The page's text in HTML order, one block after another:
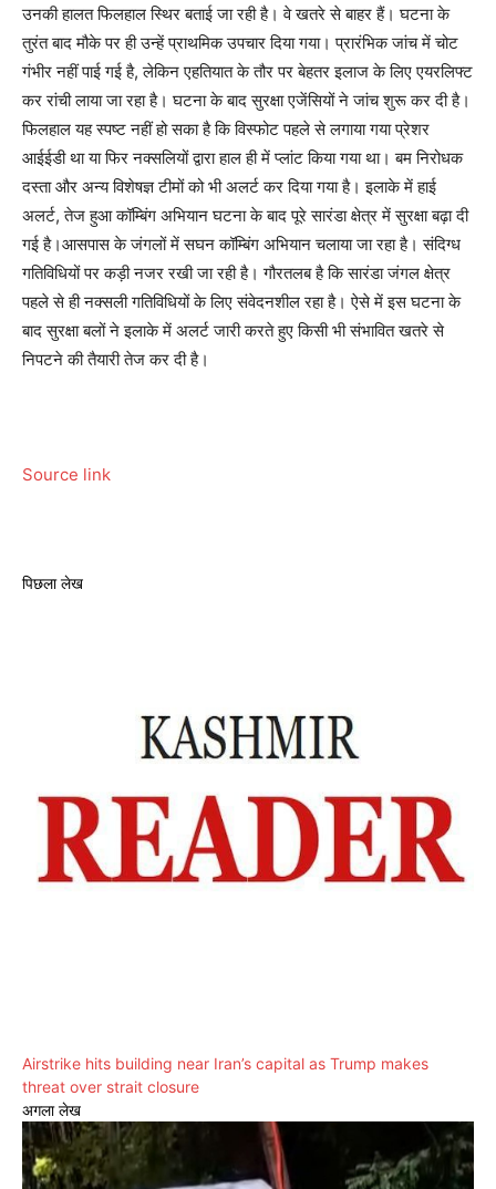
उनकी हालत फिलहाल स्थिर बताई जा रही है। वे खतरे से बाहर हैं। घटना के
तुरंत बाद मौके पर ही उन्हें प्राथमिक उपचार दिया गया। प्रारंभिक जांच में चोट
गंभीर नहीं पाई गई है, लेकिन एहतियात के तौर पर बेहतर इलाज के लिए एयरलिफ्ट
कर रांची लाया जा रहा है। घटना के बाद सुरक्षा एजेंसियों ने जांच शुरू कर दी है।
फिलहाल यह स्पष्ट नहीं हो सका है कि विस्फोट पहले से लगाया गया प्रेशर
आईईडी था या फिर नक्सलियों द्वारा हाल ही में प्लांट किया गया था। बम निरोधक
दस्ता और अन्य विशेषज्ञ टीमों को भी अलर्ट कर दिया गया है। इलाके में हाई
अलर्ट, तेज हुआ कॉम्बिंग अभियान घटना के बाद पूरे सारंडा क्षेत्र में सुरक्षा बढ़ा दी
गई है।आसपास के जंगलों में सघन कॉम्बिंग अभियान चलाया जा रहा है। संदिग्ध
गतिविधियों पर कड़ी नजर रखी जा रही है। गौरतलब है कि सारंडा जंगल क्षेत्र
पहले से ही नक्सली गतिविधियों के लिए संवेदनशील रहा है। ऐसे में इस घटना के
बाद सुरक्षा बलों ने इलाके में अलर्ट जारी करते हुए किसी भी संभावित खतरे से
निपटने की तैयारी तेज कर दी है।
Source link
पिछला लेख
Airstrike hits building near Iran’s capital as Trump makes
threat over strait closure
अगला लेख